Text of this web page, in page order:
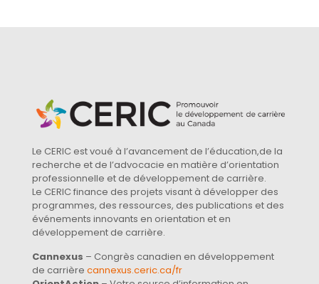
Le CERIC est voué à l’avancement de l’éducation,de la
recherche et de l’advocacie en matière d’orientation
professionnelle et de développement de carrière.
Le CERIC finance des projets visant à développer des
programmes, des ressources, des publications et des
événements innovants en orientation et en
développement de carrière.
Cannexus – Congrès canadien en développement
de carrière cannexus.ceric.ca/fr